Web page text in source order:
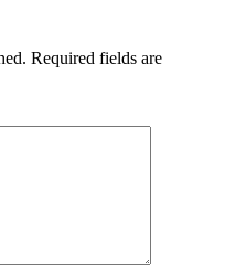
Required fields are